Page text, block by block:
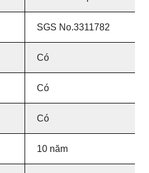
SGS No.3311782
Có
Có
Có
10 năm